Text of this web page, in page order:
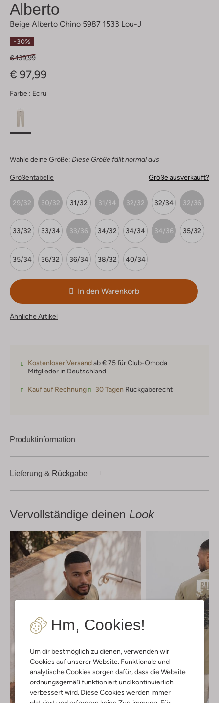
Hm, Cookies!
Um dir bestmöglich zu dienen, verwenden wir
Cookies auf unserer Website. Funktionale und
analytische Cookies sorgen dafür, dass die Website
ordnungsgemäß funktioniert und kontinuierlich
verbessert wird. Diese Cookies werden immer
Alberto
Beige Alberto Chino 5987 1533 Lou-J
-30%
€ 139,99
€ 97,99
Farbe : Ecru
Wähle deine Größe: Diese Größe fällt normal aus
Größentabelle Größe ausverkauft?
29/32 30/32 31/32 31/34 32/32 32/34 32/36
33/32 33/34 33/36 34/32 34/34 34/36 35/32
35/34 36/32 36/34 38/32 40/34
In den Warenkorb
Ähnliche Artikel
Kostenloser Versandab € 75 für Club-Omoda
Mitglieder in Deutschland
Kauf auf Rechnung 30 Tagen Rückgaberecht
Produktinformation
Lieferung & Rückgabe
Vervollständige deinen Look
Letzte Größen